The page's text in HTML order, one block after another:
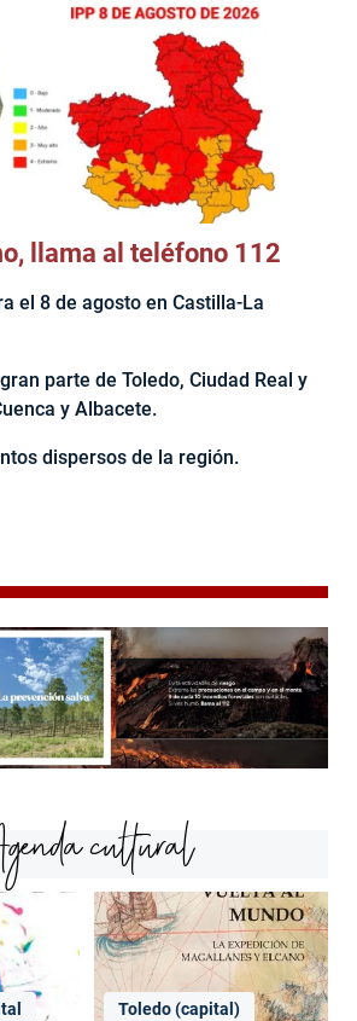
llama al teléfono 112
el 8 de agosto en Castilla-La
parte de Toledo, Ciudad Real y
y Albacete.
dispersos de la región.
cultural
Toledo (capital)